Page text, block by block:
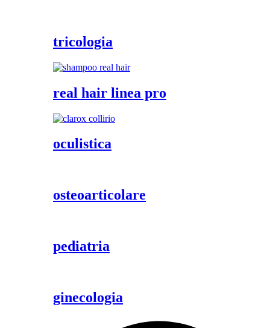
tricologia
real hair linea pro
oculistica
osteoarticolare
pediatria
ginecologia